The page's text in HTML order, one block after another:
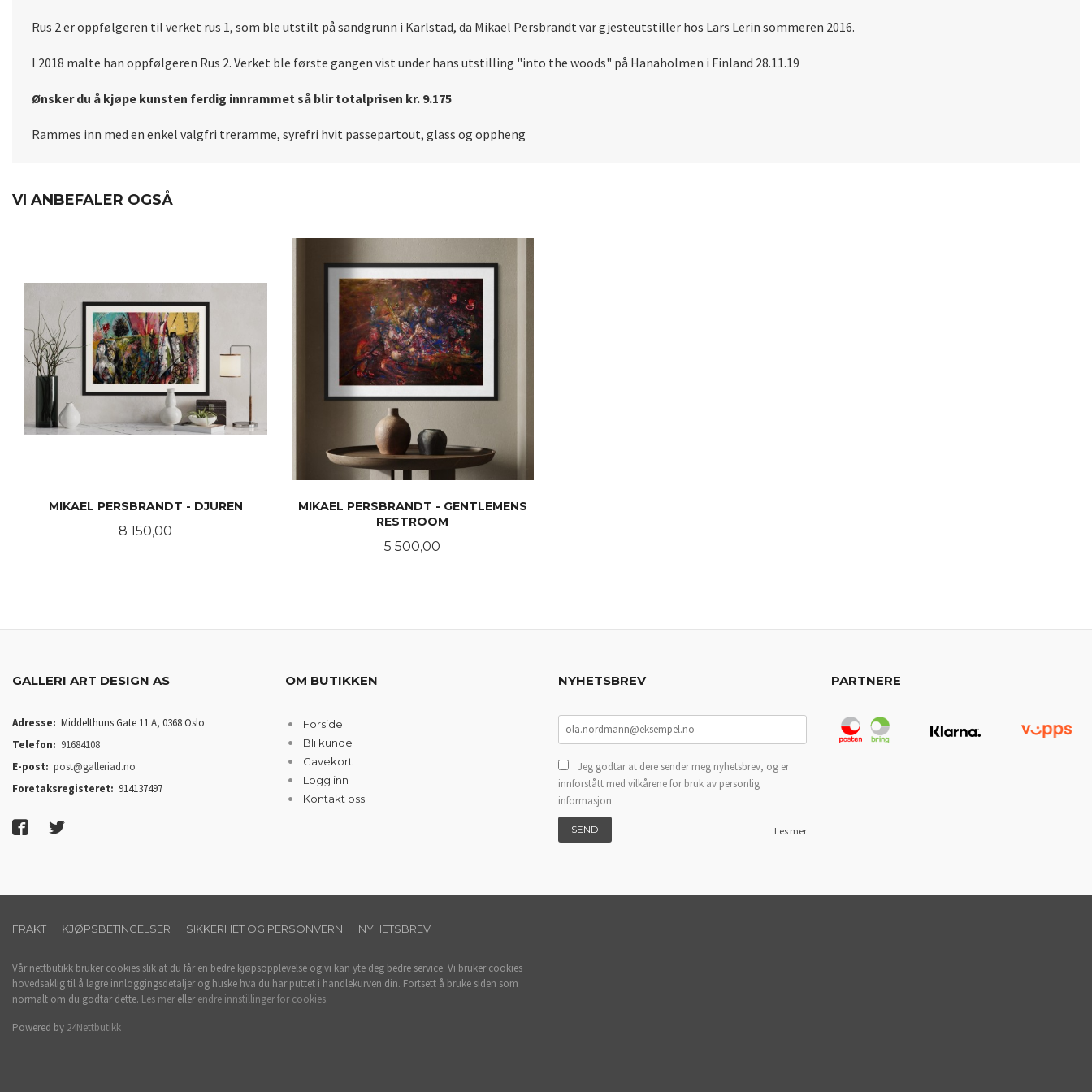
Rus 2 er oppfølgeren til verket rus 1, som ble utstilt på sandgrunn i Karlstad, da Mikael Persbrandt var gjesteutstiller hos Lars Lerin sommeren 2016.
I 2018 malte han oppfølgeren Rus 2. Verket ble første gangen vist under hans utstilling "into the woods" på Hanaholmen i Finland 28.11.19
Ønsker du å kjøpe kunsten ferdig innrammet så blir totalprisen kr. 9.175
Rammes inn med en enkel valgfri treramme, syrefri hvit passepartout, glass og oppheng
VI ANBEFALER OGSÅ
MIKAEL PERSBRANDT - DJUREN
Pris
8 150,00
MIKAEL PERSBRANDT - GENTLEMENS
RESTROOM
Pris
5 500,00
GALLERI ART DESIGN AS
Adresse: Middelthuns Gate 11 A, 0368 Oslo
Telefon: 91684108
E-post: post@galleriad.no
Foretaksregisteret: 914137497
OM BUTIKKEN
Forside
Bli kunde
Gavekort
Logg inn
Kontakt oss
NYHETSBREV
Jeg godtar at dere sender meg nyhetsbrev, og er
innforstått med vilkårene for bruk av personlig
informasjon
Les mer
PARTNERE
FRAKT KJØPSBETINGELSER SIKKERHET OG PERSONVERN NYHETSBREV
Vår nettbutikk bruker cookies slik at du får en bedre kjøpsopplevelse og vi kan yte deg bedre service. Vi bruker cookies
hovedsaklig til å lagre innloggingsdetaljer og huske hva du har puttet i handlekurven din. Fortsett å bruke siden som
normalt om du godtar dette. Les mer eller endre innstillinger for cookies.
Powered by 24Nettbutikk